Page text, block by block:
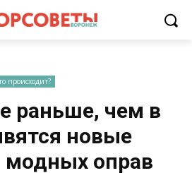
происходит?
раньше, чем в
новые
модных оправ